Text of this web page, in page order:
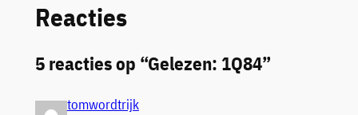
Reacties
5 reacties op “Gelezen: 1Q84”
tomwordtrijk